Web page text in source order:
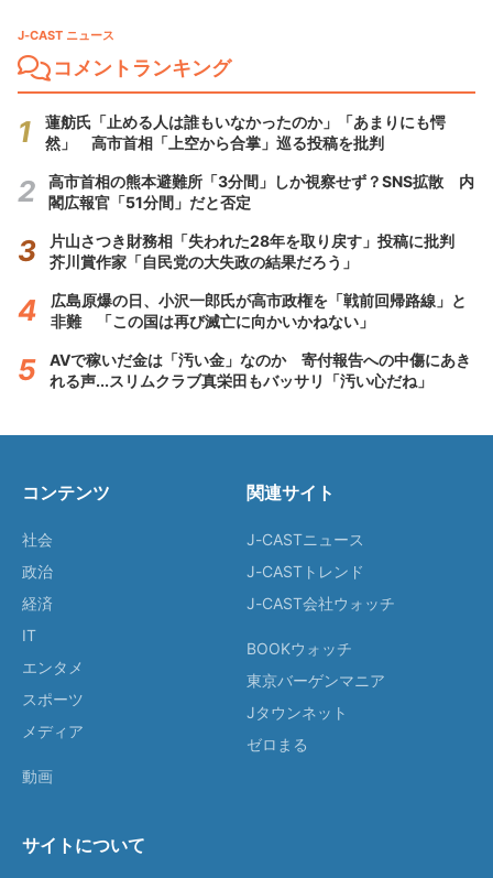
J-CAST ニュース
コメントランキング
蓮舫氏「止める人は誰もいなかったのか」「あまりにも愕
然」 高市首相「上空から合掌」巡る投稿を批判
高市首相の熊本避難所「3分間」しか視察せず？SNS拡散 内
閣広報官「51分間」だと否定
片山さつき財務相「失われた28年を取り戻す」投稿に批判
芥川賞作家「自民党の大失政の結果だろう」
広島原爆の日、小沢一郎氏が高市政権を「戦前回帰路線」と
非難 「この国は再び滅亡に向かいかねない」
AVで稼いだ金は「汚い金」なのか 寄付報告への中傷にあき
れる声...スリムクラブ真栄田もバッサリ「汚い心だね」
コンテンツ
社会
政治
経済
IT
エンタメ
スポーツ
メディア
動画
関連サイト
J-CASTニュース
J-CASTトレンド
J-CAST会社ウォッチ
BOOKウォッチ
東京バーゲンマニア
Jタウンネット
ゼロまる
サイトについて